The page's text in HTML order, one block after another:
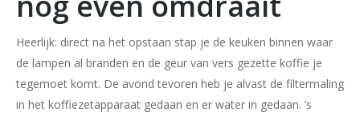
Heerlijk: direct na het opstaan stap je de keuken binnen waar
de lampen al branden en de geur van vers gezette koffie je
tegemoet komt. De avond tevoren heb je alvast de filtermaling
in het koffiezetapparaat gedaan en er water in gedaan. ’s